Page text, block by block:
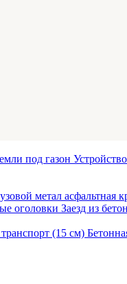
под газон
метал асфальтная
оголовки Заезд из
(15 см)